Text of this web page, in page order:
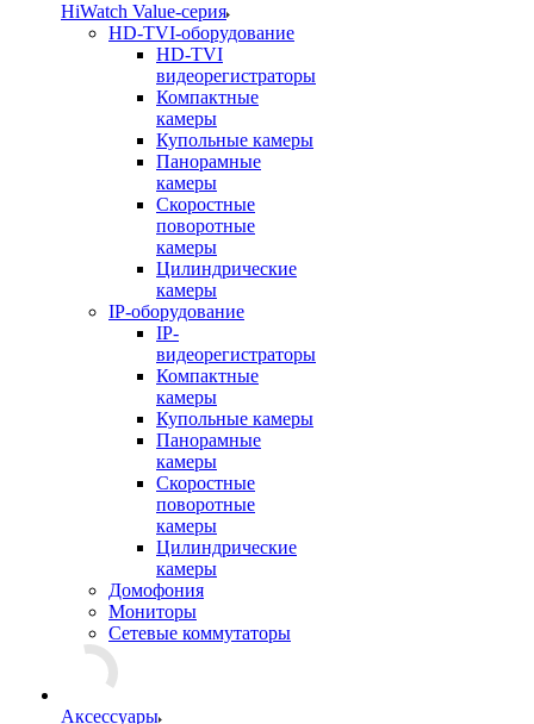
HiWatch Value-серия
HD-TVI-оборудование
HD-TVI
видеорегистраторы
Компактные
камеры
Купольные камеры
Панорамные
камеры
Скоростные
поворотные
камеры
Цилиндрические
камеры
IP-оборудование
IP-
видеорегистраторы
Компактные
камеры
Купольные камеры
Панорамные
камеры
Скоростные
поворотные
камеры
Цилиндрические
камеры
Домофония
Мониторы
Сетевые коммутаторы
Аксессуары